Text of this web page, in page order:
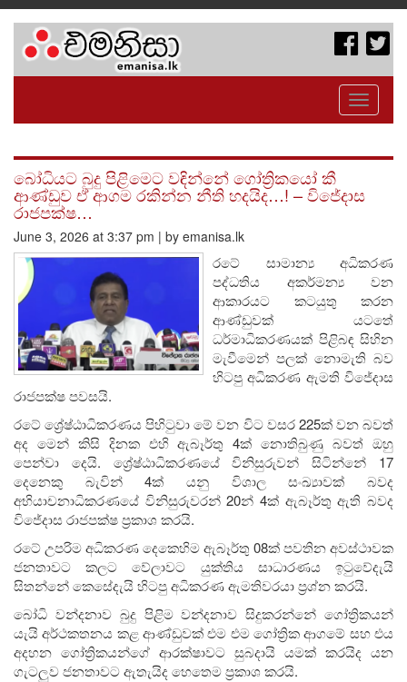
Toggle
බෝධියට බුදු පිළිමෙට වඳින්නේ ගෝත්‍රිකයෝ කී
ආණ්ඩුව ඒ ආගම රකින්න නීති හදයිද…! – විජේදාස
රාජපක්ෂ…
June 3, 2026 at 3:37 pm | by emanisa.lk
රටේ සාමාන්‍ය අධිකරණ
පද්ධතිය අකර්මන්‍ය වන
ආකාරයට කටයුතු කරන
ආණ්ඩුවක් යටතේ
ධර්මාධිකරණයක් පිළිබඳ සිහින
මැවීමෙන් පලක් නොමැති බව
හිටපු අධිකරණ ඇමති විජේදාස
රාජපක්ෂ පවසයි.
රටේ ශ්‍රේෂ්ඨාධිකරණය පිහිටුවා මේ වන විට වසර 225ක් වන බවත්
අද මෙන් කිසි දිනක එහි ඇබෑර්තු 4ක් නොතිබුණු බවත් ඔහු
පෙන්වා දෙයි. ශ්‍රේෂ්ඨාධිකරණයේ විනිසුරුවන් සිටින්නේ 17
දෙනෙකු බැවින් 4ක් යනු විශාල සංඛ්‍යාවක් බවද
අභියාචනාධිකරණයේ විනිසුරුවරන් 20න් 4ක් ඇබෑර්තු ඇති බවද
විජේදාස රාජපක්ෂ ප්‍රකාශ කරයි.
රටේ උපරිම අධිකරණ දෙකෙහිම ඇබෑර්තු 08ක් පවතින අවස්ථාවක
ජනතාවට කලට වේලාවට යුක්තිය සාධාරණය ඉටුවේදැයි
සිතන්නේ කෙසේදැයි හිටපු අධිකරණ ඇමතිවරයා ප්‍රශ්න කරයි.
බෝධි වන්දනාව බුදු පිළිම වන්දනාව සිදුකරන්නේ ගෝත්‍රිකයන්
යැයි අර්ථකතනය කළ ආණ්ඩුවක් එම එම ගෝත්‍රික ආගමේ සහ එය
අදහන ගෝත්‍රිකයන්ගේ ආරක්ෂාවට සුබදායි යමක් කරයිද යන
ගැටලුව ජනතාවට ඇතැයිද හෙතෙම ප්‍රකාශ කරයි.